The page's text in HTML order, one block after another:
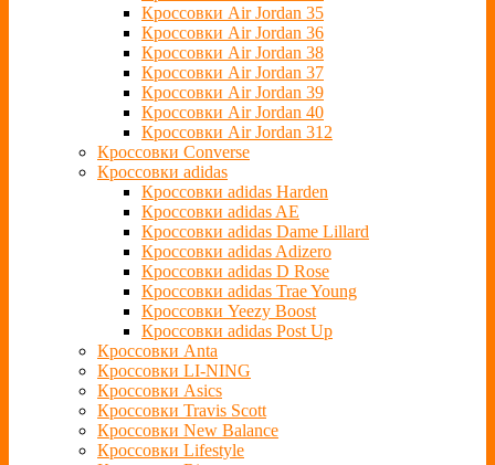
Кроссовки Air Jordan 35
Кроссовки Air Jordan 36
Кроссовки Air Jordan 38
Кроссовки Air Jordan 37
Кроссовки Air Jordan 39
Кроссовки Air Jordan 40
Кроссовки Air Jordan 312
Кроссовки Converse
Кроссовки adidas
Кроссовки adidas Harden
Кроссовки adidas AE
Кроссовки adidas Dame Lillard
Кроссовки adidas Adizero
Кроссовки adidas D Rose
Кроссовки adidas Trae Young
Кроссовки Yeezy Boost
Кроссовки adidas Post Up
Кроссовки Anta
Кроссовки LI-NING
Кроссовки Asics
Кроссовки Travis Scott
Кроссовки New Balance
Кроссовки Lifestyle